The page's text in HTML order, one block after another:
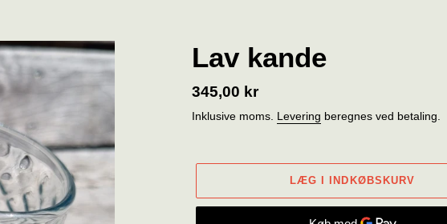
Lav kande
Normalpris
345,00 kr
Inklusive moms. Levering beregnes ved betaling.
LÆG I INDKØBSKURV